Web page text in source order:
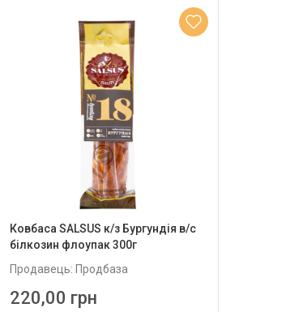
Ковбаса SALSUS к/з Бургундія в/с
білкозин флоупак 300г
Продавець: Продбаза
220,00 грн